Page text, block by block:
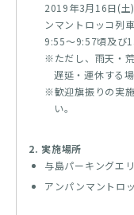
2019年3月16日(
ンマントロッコ列
9:55～9:57頃及び
※ただし、雨天・
遅延・運休する
※歓迎旗振りの実
い。
2. 実施場所
与島パーキングエ
アンパンマントロ